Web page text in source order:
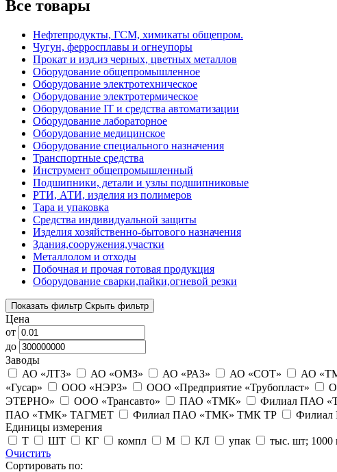
Все товары
Нефтепродукты, ГСМ, химикаты общепром.
Чугун, ферросплавы и огнеупоры
Прокат и изд.из черных, цветных металлов
Оборудование общепромышленное
Оборудование электротехническое
Оборудование электротермическое
Оборудование IT и средства автоматизации
Оборудование лабораторное
Оборудование медицинское
Оборудование специального назначения
Транспортные средства
Инструмент общепромышленный
Подшипники, детали и узлы подшипниковые
РТИ, АТИ, изделия из полимеров
Тара и упаковка
Средства индивидуальной защиты
Изделия хозяйственно-бытового назначения
Здания,сооружения,участки
Металлолом и отходы
Побочная и прочая готовая продукция
Оборудование сварки,пайки,огневой резки
Показать фильтр Скрыть фильтр
Цена
от
до
Заводы
АО «ЛТЗ»
АО «ОМЗ» АО «РАЗ» АО «СОТ» АО
«Гусар»
ООО «НЭРЗ» ООО «Предприятие «Трубопласт»
ЭТЕРНО»
ООО «Трансавто» ПАО «ТМК» Филиал ПАО
ПАО «ТМК» ТАГМЕТ
Филиал ПАО «ТМК» ТМК ТР
Единицы измерения
Т
ШТ КГ компл М КЛ упак тыс. шт; 1000
Очистить
Сортировать по: